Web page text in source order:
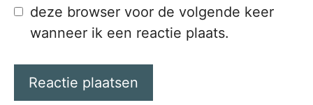
deze browser voor de volgende keer
wanneer ik een reactie plaats.